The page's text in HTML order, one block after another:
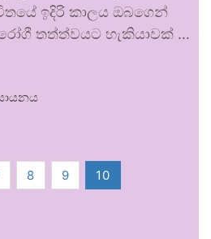
ඉදිරි කාලය ඔබගෙන්
තත්ත්වයට හැකියාවක් …
8 9 10